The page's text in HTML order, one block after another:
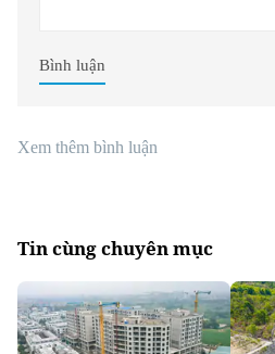
Bình luận
Xem thêm bình luận
Tin cùng chuyên mục